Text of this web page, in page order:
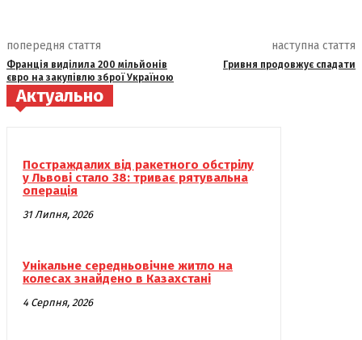
попередня стаття
Франція виділила 200 мільйонів
євро на закупівлю зброї Україною
наступна стаття
Гривня продовжує спадати
Актуально
Постраждалих від ракетного обстрілу
у Львові стало 38: триває рятувальна
операція
31 Липня, 2026
Унікальне середньовічне житло на
колесах знайдено в Казахстані
4 Серпня, 2026